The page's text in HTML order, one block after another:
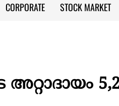
CORPORATE STOCK MARKET